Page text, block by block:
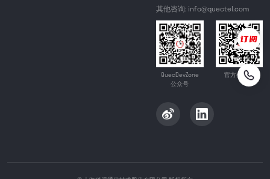
其他咨询: info@quectel.com
QuecDevZone
公众号
官方公众号